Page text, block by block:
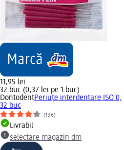
11,95 lei
32 buc (0,37 lei pe 1 buc)
DontodentPeriuțe interdentare ISO 0,
32 buc
(136)
Livrabil
selectare magazin dm